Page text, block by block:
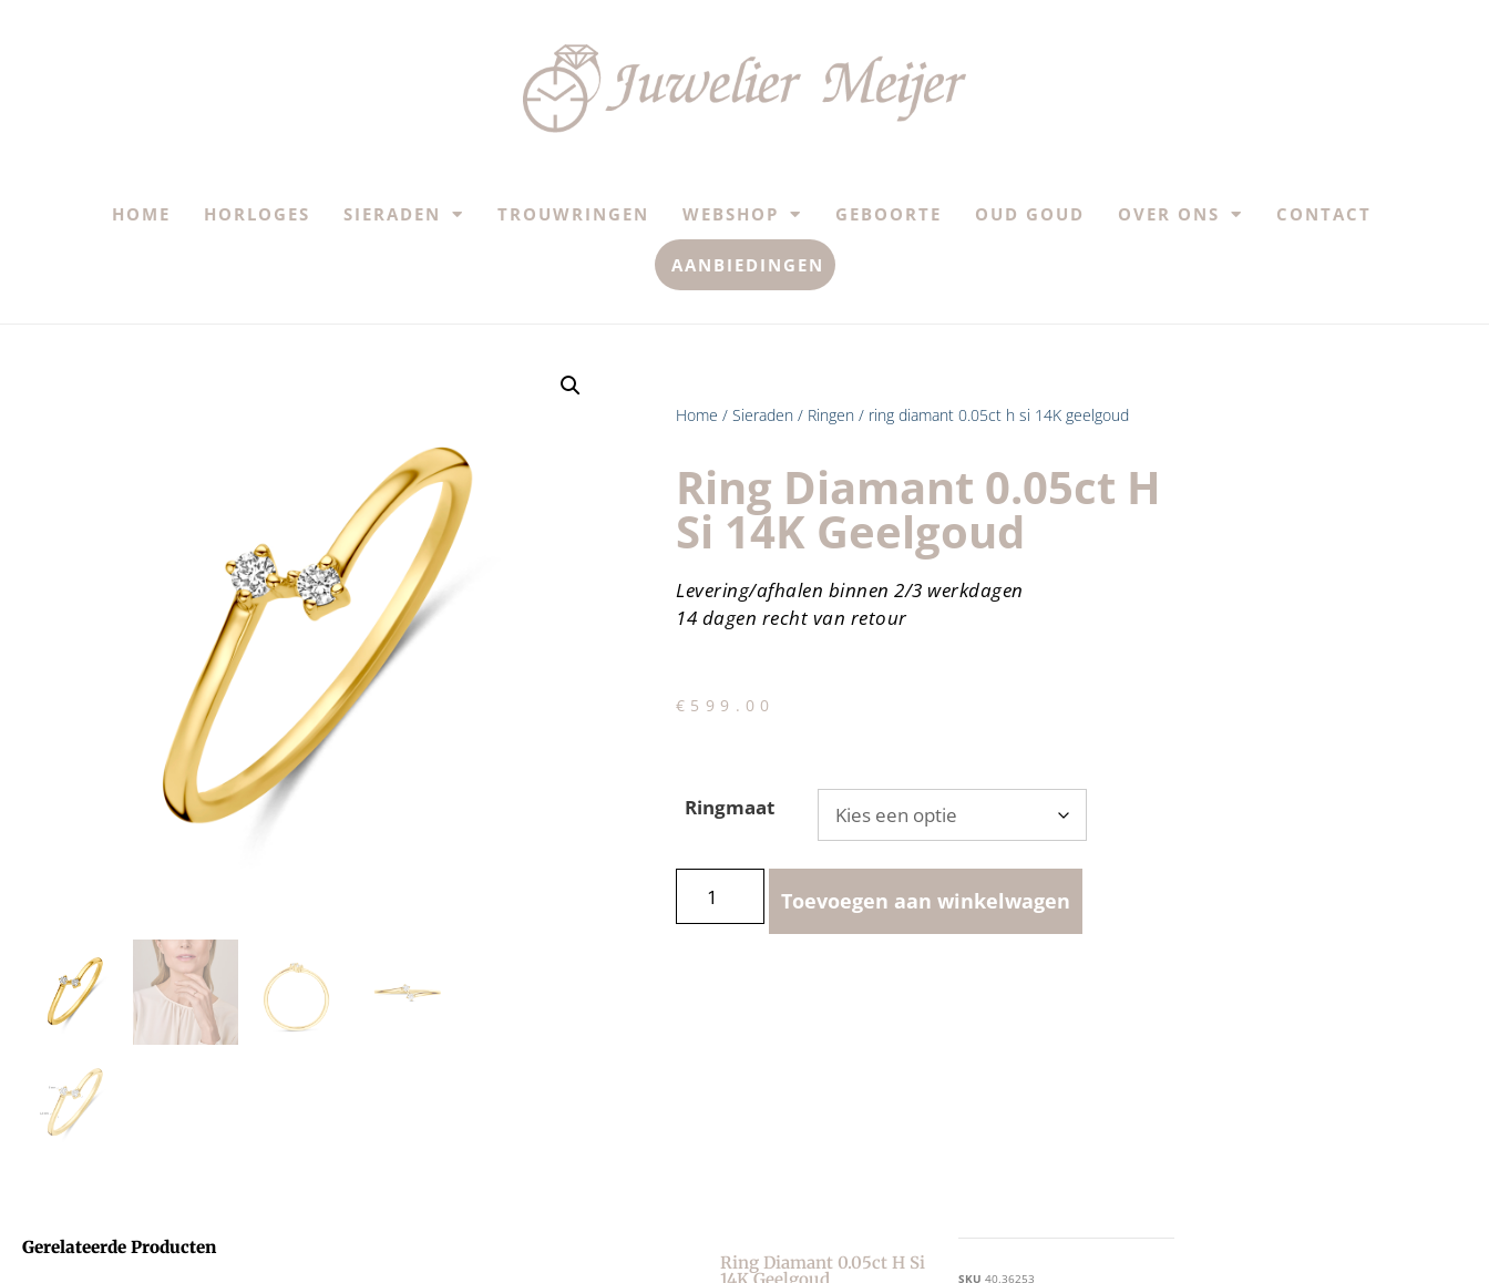
HOME HORLOGES SIERADEN TROUWRINGEN WEBSHOP GEBOORTE OUD GOUD OVER ONS CONTACT
AANBIEDINGEN
Home / Sieraden / Ringen / ring diamant 0.05ct h si 14K geelgoud
Ring Diamant 0.05ct H
Si 14K Geelgoud
Levering/afhalen binnen 2/3 werkdagen
14 dagen recht van retour
€ 599.00
Ringmaat
Toevoegen aan winkelwagen
Gerelateerde Producten
Ring Diamant 0.05ct H Si
14K Geelgoud SKU 40.36253